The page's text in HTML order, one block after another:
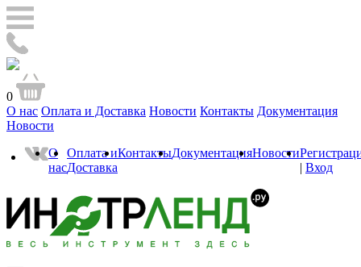
0
О нас Оплата и Доставка Новости Контакты Документация
Новости
О
нас
Оплата и
Доставка
КонтактыДокументацияНовости
| Вход